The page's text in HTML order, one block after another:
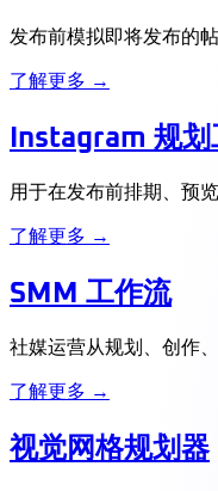
发布前模拟即将发布的
了解更多 →
Instagram 规划
用于在发布前排期、预
了解更多 →
SMM 工作流
社媒运营从规划、创作
了解更多 →
视觉网格规划器